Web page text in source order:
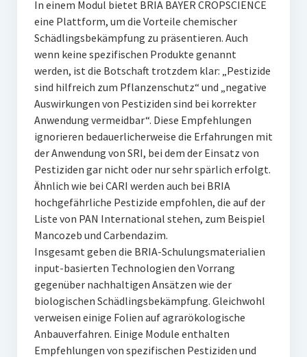
In einem Modul bietet BRIA BAYER CROPSCIENCE
eine Plattform, um die Vorteile chemischer
Schädlingsbekämpfung zu präsentieren. Auch
wenn keine spezifischen Produkte genannt
werden, ist die Botschaft trotzdem klar: „Pestizide
sind hilfreich zum Pflanzenschutz“ und „negative
Auswirkungen von Pestiziden sind bei korrekter
Anwendung vermeidbar“. Diese Empfehlungen
ignorieren bedauerlicherweise die Erfahrungen mit
der Anwendung von SRI, bei dem der Einsatz von
Pestiziden gar nicht oder nur sehr spärlich erfolgt.
Ähnlich wie bei CARI werden auch bei BRIA
hochgefährliche Pestizide empfohlen, die auf der
Liste von PAN International stehen, zum Beispiel
Mancozeb und Carbendazim.
Insgesamt geben die BRIA-Schulungsmaterialien
input-basierten Technologien den Vorrang
gegenüber nachhaltigen Ansätzen wie der
biologischen Schädlingsbekämpfung. Gleichwohl
verweisen einige Folien auf agrarökologische
Anbauverfahren. Einige Module enthalten
Empfehlungen von spezifischen Pestiziden und